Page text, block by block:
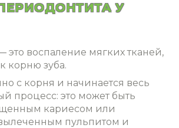
У
это воспаление мягких тканей,
корню зуба.
с корня и начинается весь
процесс: это может быть
кариесом или
пульпитом и